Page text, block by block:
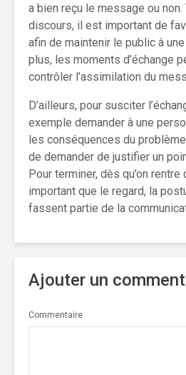
a bien reçu le message ou non.
discours, il est important de
afin de maintenir le public à
plus, les moments d’échange
contrôler l’assimilation du
D’ailleurs, pour susciter
exemple demander à une
les conséquences du
de demander de justifier un
Pour terminer, dès qu’on
important que le regard, la
fassent partie de la
Ajouter un
Commentaire